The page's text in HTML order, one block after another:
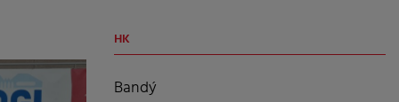
HK
Bandý